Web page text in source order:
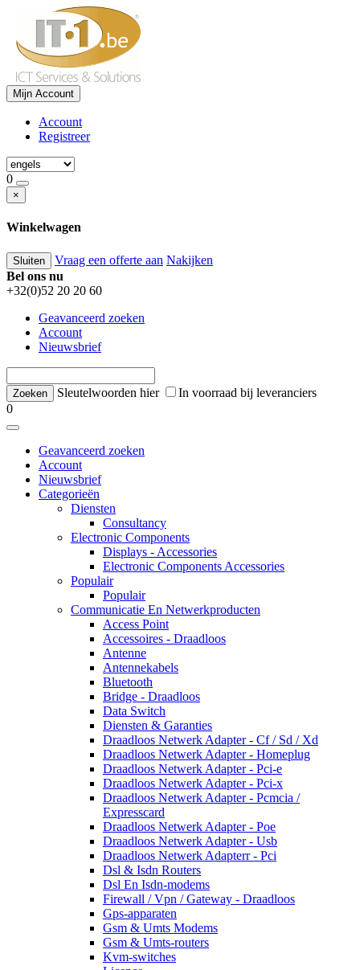
Mijn Account
Account
Registreer
0
×
Winkelwagen
Sluiten Vraag een offerte aan Nakijken
Bel ons nu
+32(0)52 20 20 60
Geavanceerd zoeken
Account
Nieuwsbrief
Sleutelwoorden hier
In voorraad bij leveranciers
0
Geavanceerd zoeken
Account
Nieuwsbrief
Categorieën
Diensten
Consultancy
Electronic Components
Displays - Accessories
Electronic Components Accessories
Populair
Populair
Communicatie En Netwerkproducten
Access Point
Accessoires - Draadloos
Antenne
Antennekabels
Bluetooth
Bridge - Draadloos
Data Switch
Diensten & Garanties
Draadloos Netwerk Adapter - Cf / Sd / Xd
Draadloos Netwerk Adapter - Homeplug
Draadloos Netwerk Adapter - Pci-e
Draadloos Netwerk Adapter - Pci-x
Draadloos Netwerk Adapter - Pcmcia /
Expresscard
Draadloos Netwerk Adapter - Poe
Draadloos Netwerk Adapter - Usb
Draadloos Netwerk Adapterr - Pci
Dsl & Isdn Routers
Dsl En Isdn-modems
Firewall / Vpn / Gateway - Draadloos
Gps-apparaten
Gsm & Umts Modems
Gsm & Umts-routers
Kvm-switches